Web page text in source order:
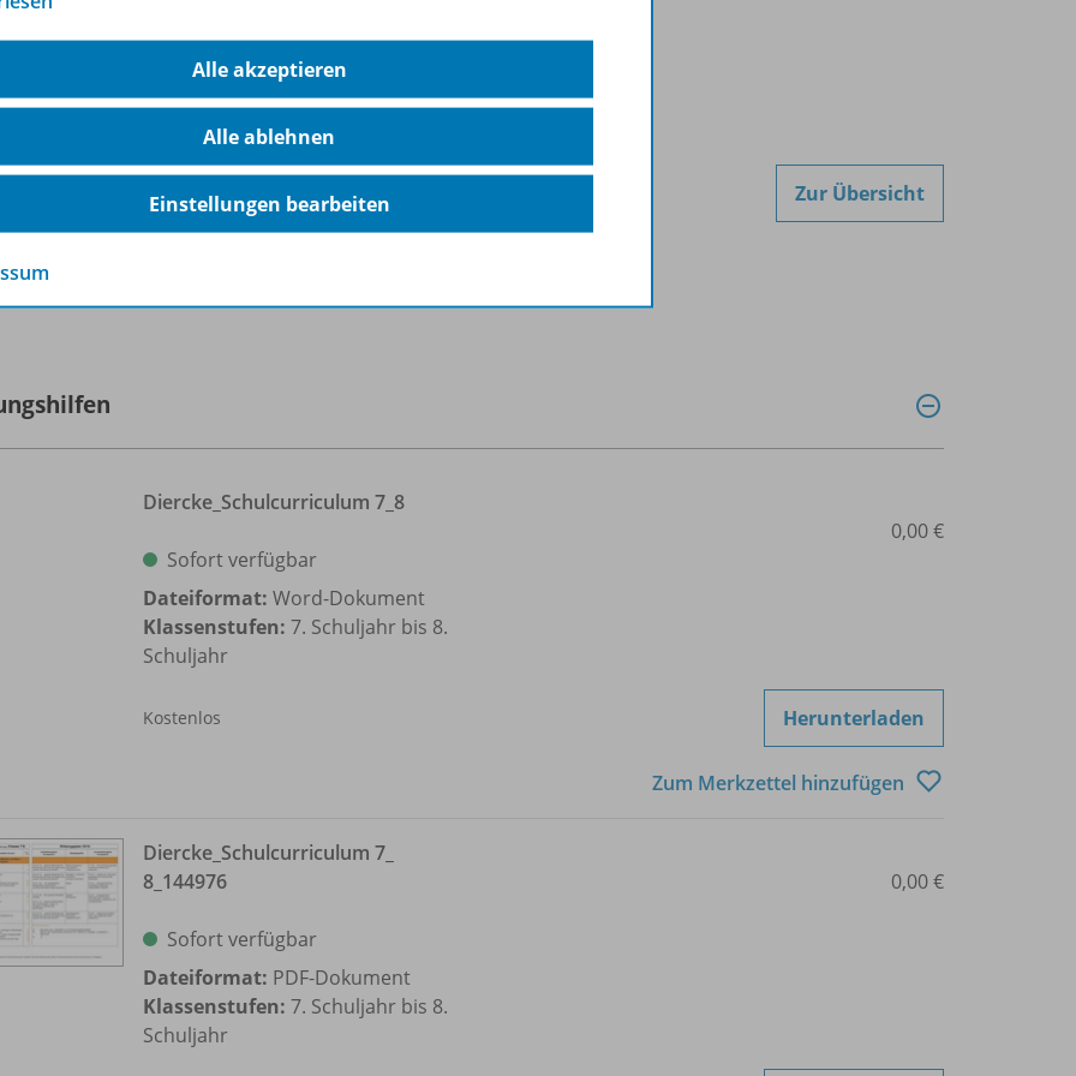
Erhältlich in verschiedenen
Lizenzformen
Zur Übersicht
Diercke_ Schulcurriculum 7_ 8
Sofort verfügbar
Dateiformat: Word-Dokument
Klassenstufen: 7. Schuljahr bis 8.
Schuljahr
Kostenlos
0,00 €
Herunterladen
Zum Merkzettel hinzufügen
Diercke_ Schulcurriculum 7_
8_144976
Sofort verfügbar
Dateiformat: PDF-Dokument
Klassenstufen: 7. Schuljahr bis 8.
Schuljahr
0,00 €
Alle akzeptieren
Alle ablehnen
Einstellungen bearbeiten